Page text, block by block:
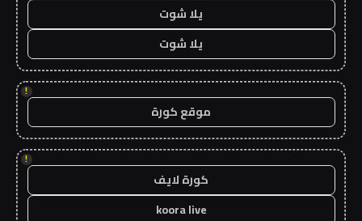
يلا شوت
يلا شوت
!
موقع كورة
!
كورة لايف
koora live